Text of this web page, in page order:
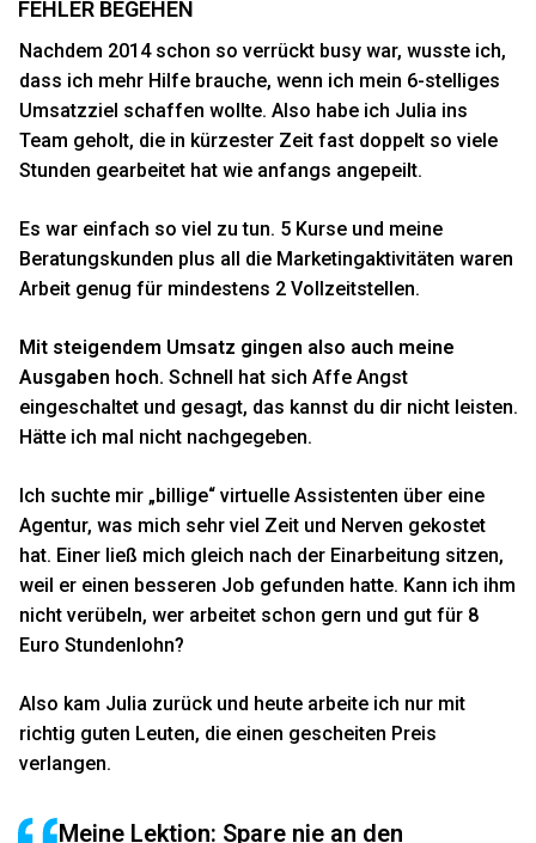
EHLER BEGEHEN
Nachdem 2014 schon so verrückt busy war, wusste ich,
dass ich mehr Hilfe brauche, wenn ich mein 6-stelliges
Umsatzziel schaffen wollte. Also habe ich Julia ins
Team geholt, die in kürzester Zeit fast doppelt so viele
Stunden gearbeitet hat wie anfangs angepeilt.
Es war einfach so viel zu tun. 5 Kurse und meine
Beratungskunden plus all die Marketingaktivitäten waren
Arbeit genug für mindestens 2 Vollzeitstellen.
Mit steigendem Umsatz gingen also auch meine
Ausgaben hoch. Schnell hat sich Affe Angst
eingeschaltet und gesagt, das kannst du dir nicht leisten.
Hätte ich mal nicht nachgegeben.
Ich suchte mir „billige“ virtuelle Assistenten über eine
Agentur, was mich sehr viel Zeit und Nerven gekostet
hat. Einer ließ mich gleich nach der Einarbeitung sitzen,
weil er einen besseren Job gefunden hatte. Kann ich ihm
nicht verübeln, wer arbeitet schon gern und gut für 8
Euro Stundenlohn?
Also kam Julia zurück und heute arbeite ich nur mit
richtig guten Leuten, die einen gescheiten Preis
verlangen.
Meine Lektion: Spare nie an den